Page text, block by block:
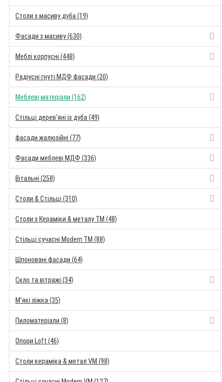
Столи з масиву дуба (19)
Фасади з масиву (630)
Меблі корпусні (448)
Радіусні гнуті МДФ фасади (20)
Меблеві матеріали (162)
Стільці дерев'яні із дуба (49)
фасади жалюзійні (77)
Фасади меблеві МДФ (336)
Вітальні (258)
Столи & Стільці (310)
Столи з Кераміки & металу TM (48)
Стільці сучасні Modern TM (88)
Шпоновані фасади (64)
Скло та вітражі (34)
М'які ліжка (35)
Пиломатеріали (8)
Опори Loft (46)
Столи кераміка & метал VM (98)